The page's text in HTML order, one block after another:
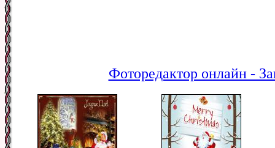
Фоторедактор онлайн -